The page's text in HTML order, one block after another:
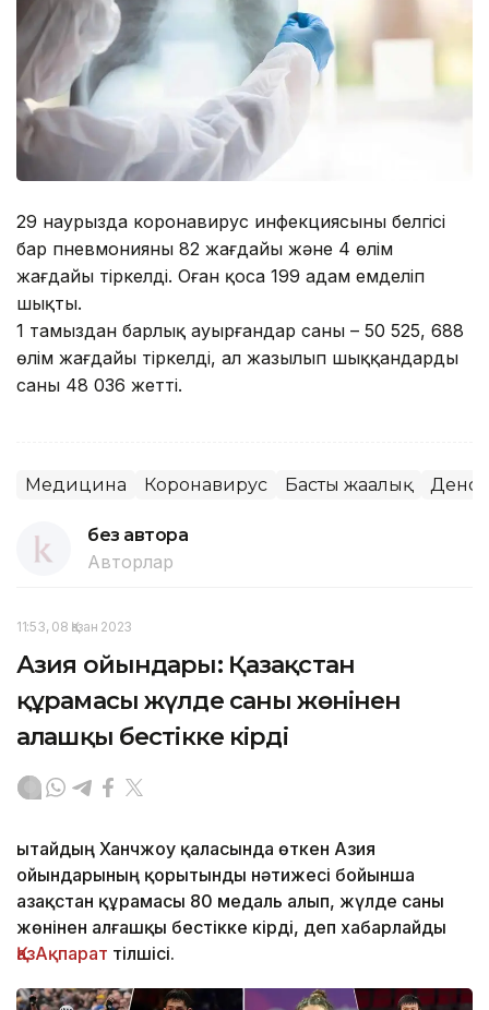
29 наурызда коронавирус инфекциясының белгісі
бар пневмонияның 82 жағдайы және 4 өлім
жағдайы тіркелді. Оған қоса 199 адам емделіп
шықты.
1 тамыздан барлық ауырғандар саны – 50 525, 688
өлім жағдайы тіркелді, ал жазылып шыққандардың
саны 48 036 жетті.
Медицина Коронавирус Басты жаңалық
без автора
Авторлар
11:53, 08 Қазан 2023
Азия ойындары: Қазақстан
құрамасы жүлде саны жөнінен
алғашқы бестікке кірді
Қытайдың Ханчжоу қаласында өткен Азия
ойындарының қорытынды нәтижесі бойынша
Қазақстан құрамасы 80 медаль алып, жүлде саны
жөнінен алғашқы бестікке кірді, деп хабарлайды
ҚазАқпарат тілшісі.